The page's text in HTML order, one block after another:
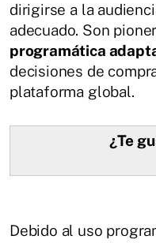
dirigirse a la
adecuado. Son
programática
decisiones de
plataforma global.
¿Te
Debido al uso